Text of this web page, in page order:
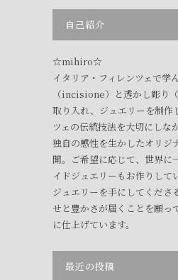
自己紹介
☆mihiro☆
イタリア・フィレンツェで学
（incisione）と透かし彫り
取り入れ、ジュエリーを制作
ツェの伝統技法を大切にしな
独自の感性を生かしたオリジ
開。ご希望に応じて、世界に
イドジュエリーもお作りして
ジュエリーを手にしてくださ
せと豊かさが届くことを願っ
に仕上げています。
最近の投稿